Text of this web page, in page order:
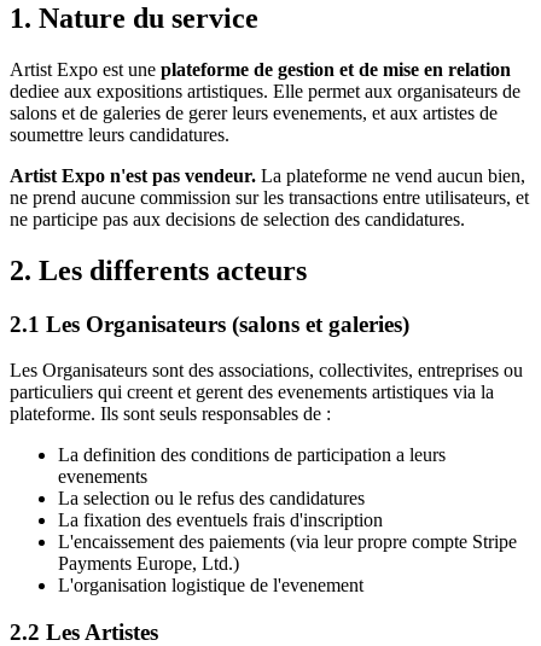
1. Nature du service
Artist Expo est une plateforme de gestion et de mise en relation
dediee aux expositions artistiques. Elle permet aux organisateurs de
salons et de galeries de gerer leurs evenements, et aux artistes de
soumettre leurs candidatures.
Artist Expo n'est pas vendeur. La plateforme ne vend aucun bien,
ne prend aucune commission sur les transactions entre utilisateurs, et
ne participe pas aux decisions de selection des candidatures.
2. Les differents acteurs
2.1 Les Organisateurs (salons et galeries)
Les Organisateurs sont des associations, collectivites, entreprises ou
particuliers qui creent et gerent des evenements artistiques via la
plateforme. Ils sont seuls responsables de :
La definition des conditions de participation a leurs
evenements
La selection ou le refus des candidatures
La fixation des eventuels frais d'inscription
L'encaissement des paiements (via leur propre compte Stripe
Payments Europe, Ltd.)
L'organisation logistique de l'evenement
2.2 Les Artistes